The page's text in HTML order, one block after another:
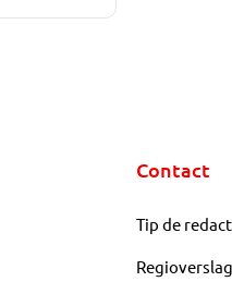
Contact
Tip de